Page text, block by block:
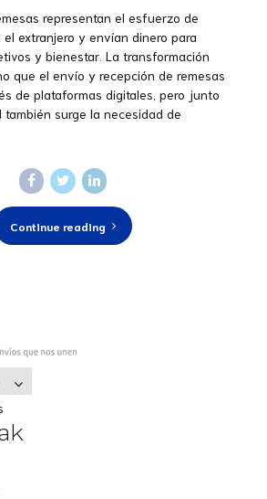
representan el esfuerzo de
extranjero y envían dinero para
y bienestar. La transformación
que el envío y recepción de remesas
de plataformas digitales, pero junto
surge la necesidad de
Continue reading